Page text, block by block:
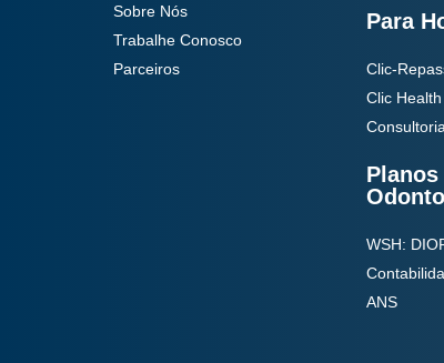
Sobre Nós
Trabalhe Conosco
Parceiros
Para
Clic-
Clic Health
Planos
WSH:
ANS